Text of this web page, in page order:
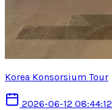
Korea Konsorsium Tour
2026-06-12 08:44:12